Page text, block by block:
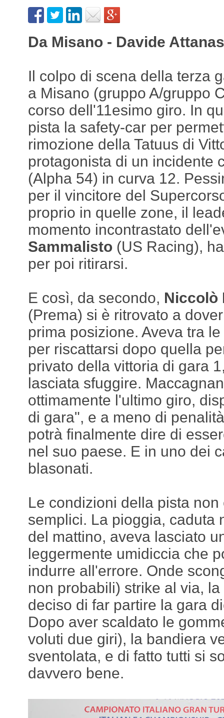
Da Misano - Davide
Il colpo di scena della terza
a Misano (gruppo A/gruppo
corso dell'11esimo giro. In
pista la safety-car per
rimozione della Tatuus di
protagonista di un incidente
(Alpha 54) in curva 12.
per il vincitore del
proprio in quelle zone, il
momento incontrastato
Sammalisto (US Racing),
per poi ritirarsi.
E così, da secondo, Niccolò
(Prema) si è ritrovato a
prima posizione. Aveva tra
per riscattarsi dopo quella
privato della vittoria di gara
lasciata sfuggire.
ottimamente l'ultimo giro,
di gara", e a meno di
potrà finalmente dire di
nel suo paese. E in uno dei
blasonati.
Le condizioni della pista
semplici. La pioggia, caduta
del mattino, aveva lasciato
leggermente umidiccia che
indurre all'errore. Onde
non probabili) strike al via,
deciso di far partire la gara
Dopo aver scaldato le
voluti due giri), la bandiera
sventolata, e di fatto tutti si
davvero bene.